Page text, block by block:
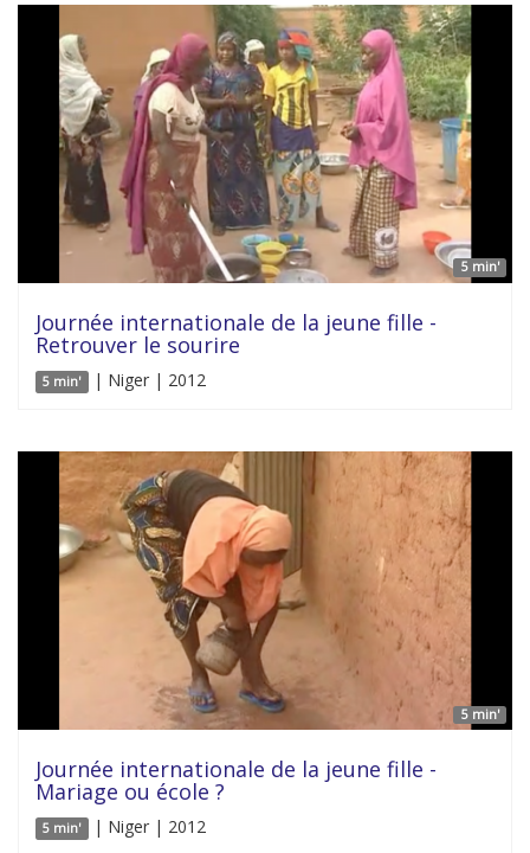
5 min'
Journée internationale de la jeune fille -
Retrouver le sourire
5 min' | Niger | 2012
5 min'
Journée internationale de la jeune fille -
Mariage ou école ?
5 min' | Niger | 2012